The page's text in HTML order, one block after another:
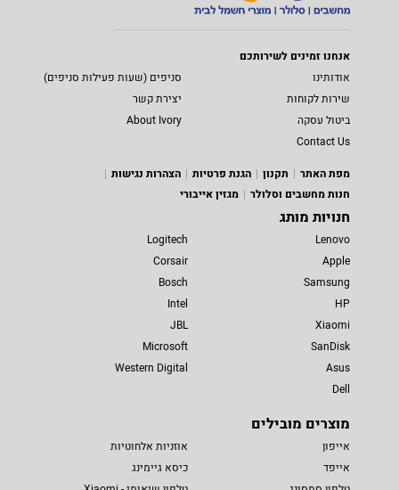
אנחנו זמינים לשירותכם
אודותינו
סניפים (שעות פעילות סניפים)
שירות לקוחות
יצירת קשר
ביטול עסקה
About Ivory
Contact Us
מפת האתר
תקנון הגנת פרטיות
הצהרות נגישות
חנות מחשבים וסלולר
מגזין אייבורי
חנויות מותג
Lenovo
Apple
Samsung
HP
Xiaomi
SanDisk
Asus
Dell
Logitech
Corsair
Bosch
Intel
JBL
Microsoft
Western Digital
מוצרים מובילים
אייפון
אייפד
אוזניות אלחוטיות
כיסא גיימינג